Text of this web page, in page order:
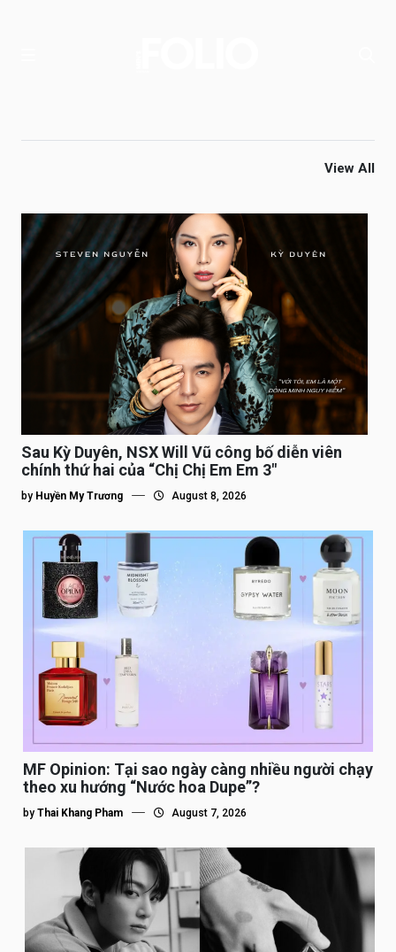
View All
Sau Kỳ Duyên, NSX Will Vũ công bố diễn viên
chính thứ hai của “Chị Chị Em Em 3″
by Huyền My Trương August 8, 2026
MF Opinion: Tại sao ngày càng nhiều người chạy
theo xu hướng “Nước hoa Dupe”?
by Thai Khang Pham August 7, 2026